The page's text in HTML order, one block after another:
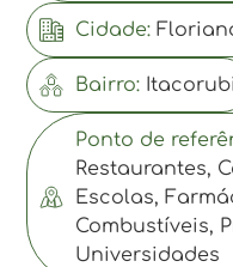
Cidade:
Bairro: Itacorubi
Ponto de
Restaurantes,
Escolas,
Combustíveis,
Universidades